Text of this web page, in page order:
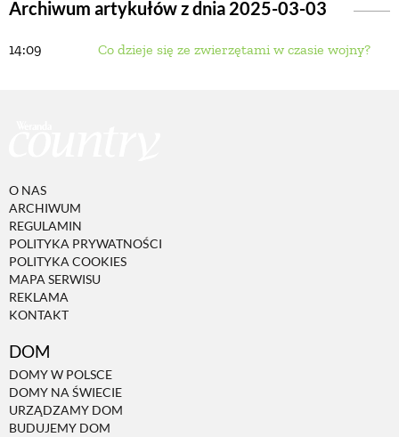
Archiwum artykułów z dnia 2025-03-03
14:09 Co dzieje się ze zwierzętami w czasie wojny?
O NAS
ARCHIWUM
REGULAMIN
POLITYKA PRYWATNOŚCI
POLITYKA COOKIES
MAPA SERWISU
REKLAMA
KONTAKT
DOM
DOMY W POLSCE
DOMY NA ŚWIECIE
URZĄDZAMY DOM
BUDUJEMY DOM
BUDUJEMY DOM
PROJEKTOWANIE OGRODU